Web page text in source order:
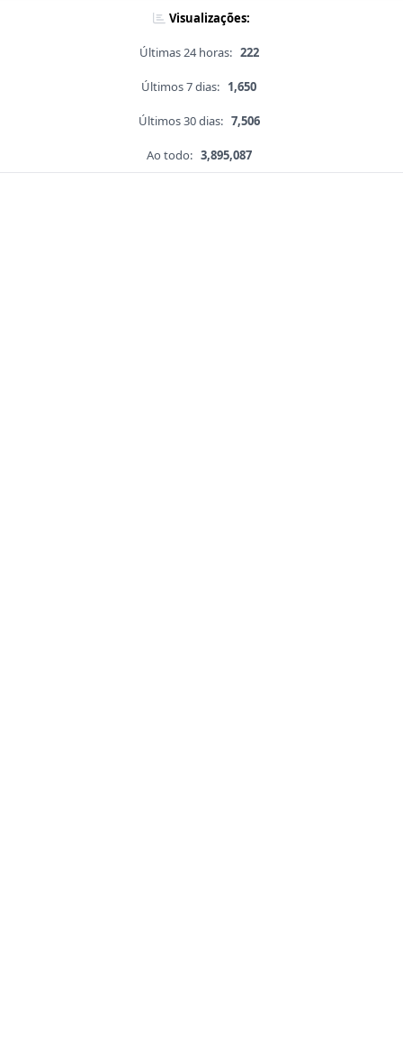
Visualizações:
Últimas 24 horas: 222
Últimos 7 dias: 1,650
Últimos 30 dias: 7,506
Ao todo: 3,895,087